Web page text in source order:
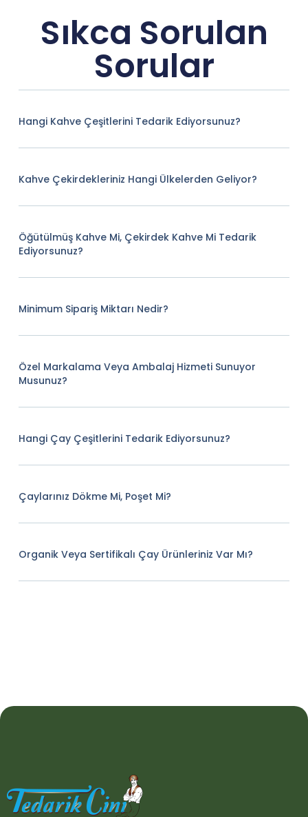
Sıkca Sorulan
Sorular
Hangi Kahve Çeşitlerini Tedarik Ediyorsunuz?
Kahve Çekirdekleriniz Hangi Ülkelerden Geliyor?
Öğütülmüş Kahve Mi, Çekirdek Kahve Mi Tedarik
Ediyorsunuz?
Minimum Sipariş Miktarı Nedir?
Özel Markalama Veya Ambalaj Hizmeti Sunuyor
Musunuz?
Hangi Çay Çeşitlerini Tedarik Ediyorsunuz?
Çaylarınız Dökme Mi, Poşet Mi?
Organik Veya Sertifikalı Çay Ürünleriniz Var Mı?